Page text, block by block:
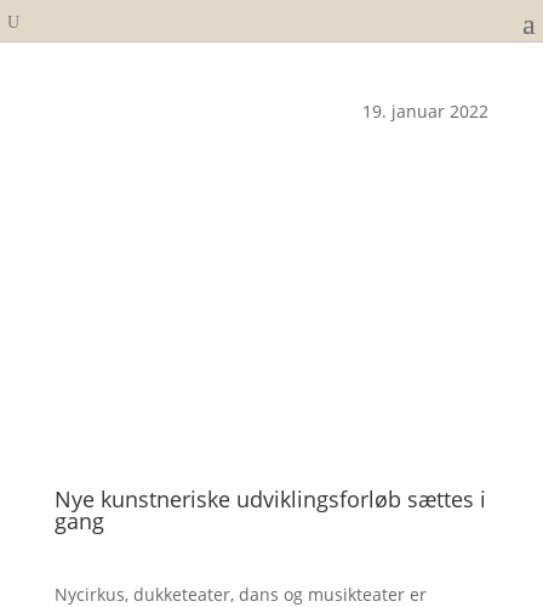
19. januar 2022
Nye kunstneriske udviklingsforløb sættes i
gang
Nycirkus, dukketeater, dans og musikteater er